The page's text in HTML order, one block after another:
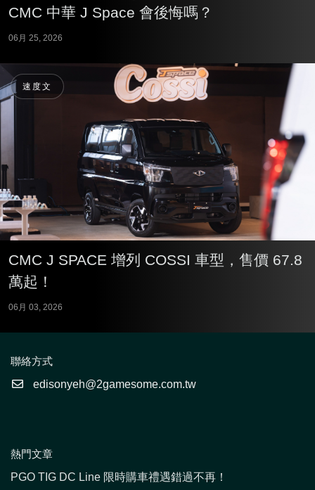
CMC 中華 J Space 會後悔嗎？
06月 25, 2026
速度文
CMC J SPACE 增列 COSSI 車型，售價 67.8
萬起！
06月 03, 2026
聯絡方式
edisonyeh@2gamesome.com.tw
熱門文章
PGO TIG DC Line 限時購車禮遇錯過不再！